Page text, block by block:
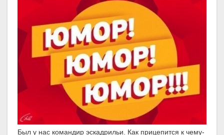
Был у нас командир эскадрильи. Как прицепится к чему-